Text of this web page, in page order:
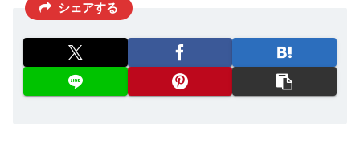
シェアする